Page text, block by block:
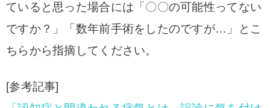
ていると思った場合には「〇〇の可能性ってない
ですか？」「数年前手術をしたのですが…」とこ
ちらから指摘してください。
[参考記事]